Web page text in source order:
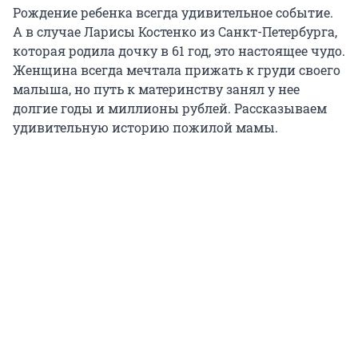
Рождение ребенка всегда удивительное событие.
А в случае Ларисы Костенко из Санкт-Петербурга,
которая родила дочку в 61 год, это настоящее чудо.
Женщина всегда мечтала прижать к груди своего
малыша, но путь к материнству занял у нее
долгие годы и миллионы рублей. Рассказываем
удивительную историю пожилой мамы.